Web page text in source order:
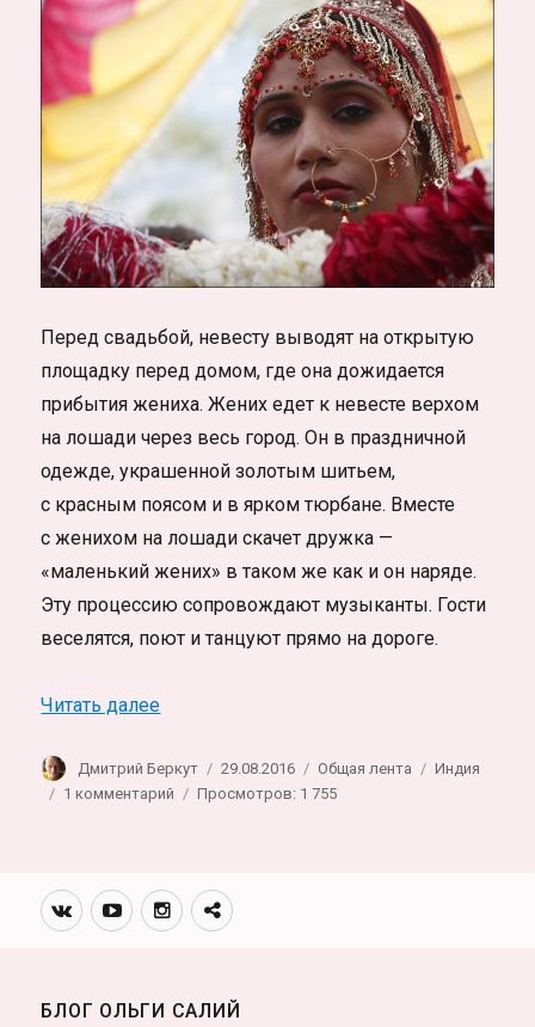
Фоторепортаж
Перед свадьбой, невесту выводят на открытую
площадку перед домом, где она дожидается
прибытия жениха. Жених едет к невесте верхом
на лошади через весь город. Он в праздничной
одежде, украшенной золотым шитьем,
с красным поясом и в ярком тюрбане. Вместе
с женихом на лошади скачет дружка —
«маленький жених» в таком же как и он наряде.
Эту процессию сопровождают музыканты. Гости
веселятся, поют и танцуют прямо на дороге.
Читать далее«Индийская свадьба. Фотозарисовка»
Автор
Дмитрий Беркут Опубликовано
29.08.2016 Рубрики
Общая лента Метки
Индия
1 комментарий
Фотозарисовка
Просмотров: 1 755
Вконтакте
YoutubeИнстаграмм
Телеграм
БЛОГ ОЛЬГИ САЛИЙ